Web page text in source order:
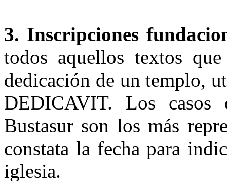
3. Inscripciones
todos aquellos textos
dedicación de un templo,
DEDICAVIT. Los
Bustasur son los más
constata la fecha para
iglesia.